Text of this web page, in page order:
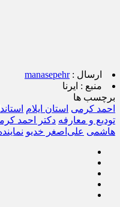
ارسال :manasepehr
منبع : ایرنا
برچسب ها
احمد کرمی استان ایلام
تودیع و معارفه دکتر احمد
هاشمی علی‌اصغر خدیو